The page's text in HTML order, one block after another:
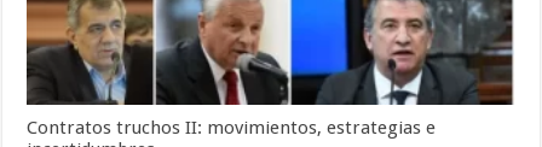
Contratos truchos II: movimientos, estrategias e